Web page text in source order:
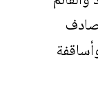
وأساقفة